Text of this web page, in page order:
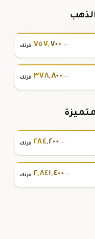
٧٥٧,٧٠٠.٠٠ فرنك
٣٧٨,٨٠٠.٠٠ فرنك
٢٨٤,٢٠٠.٠٠ فرنك
٢,٨٤١,٤٠٠.٠٠ فرنك